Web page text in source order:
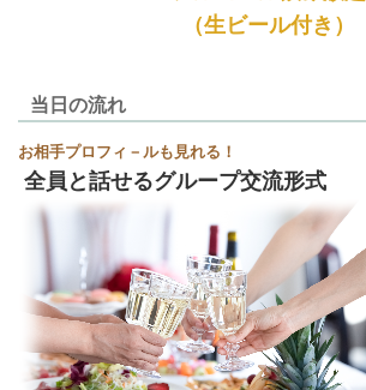
（生ビール付き）
当日の流れ
お相手プロフィ－ルも見れる！
全員と話せるグループ交流形式